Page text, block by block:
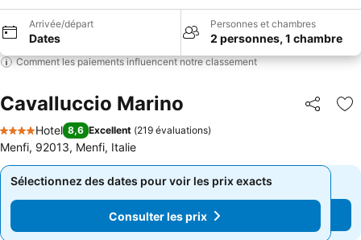
Arrivée/départ
Dates
Personnes et chambres
2 personnes, 1 chambre
Comment les paiements influencent notre classement
Cavalluccio Marino Partager
4 Étoiles
Hotel 8,6 Excellent (219 évaluations)
Menfi, 92013, Menfi, Italie
Sélectionnez des dates pour voir les prix exacts
Consulter les prix
Sélectionnez des dates pour voir les prix exacts
Consulter les prix